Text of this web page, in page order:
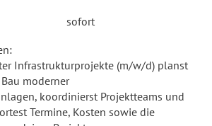
sofort
Infrastrukturprojekte (m/w/d) planst
moderner
koordinierst Projektteams und
Termine, Kosten sowie die